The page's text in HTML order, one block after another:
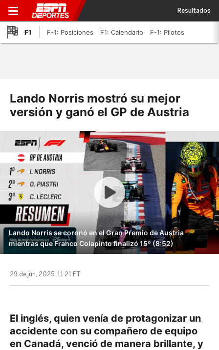
Resultados
F1 F-1: Posiciones F1: Calendario F-1: Pilotos
Lando Norris mostró su mejor
versión y ganó el GP de Austria
Lando Norris se coronó en el Gran Premio de Austria
mientras que Franco Colapinto finalizó 15º (8:52)
29 de jun, 2025, 11:21 ET
El inglés, quien venía de protagonizar un
accidente con su compañero de equipo
en Canadá, venció de manera brillante, y